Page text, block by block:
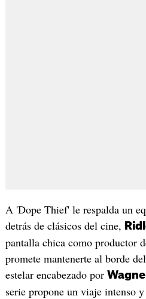
A 'Dope Thief' le respalda un
detrás de clásicos del cine,
pantalla chica como productor
promete mantenerte al borde
estelar encabezado por
serie propone un viaje intenso